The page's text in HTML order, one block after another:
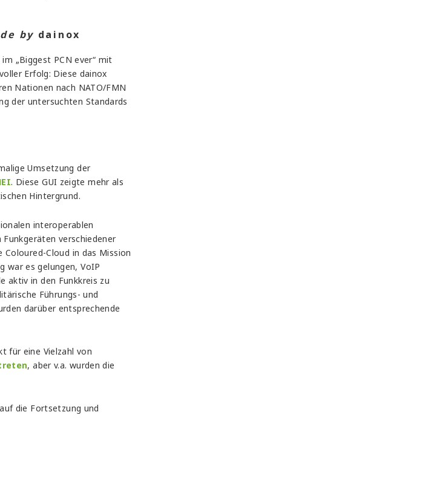
by dainox
„Biggest PCN ever“ mit
Erfolg: Diese dainox
Nationen nach NATO/FMN
der untersuchten Standards
Umsetzung der
. Diese GUI zeigte mehr als
Hintergrund.
interoperablen
verschiedener
Cloud in das Mission
war es gelungen, VoIP
aktiv in den Funkkreis zu
Führungs- und
darüber entsprechende
für eine Vielzahl von
, aber v.a. wurden die
die Fortsetzung und